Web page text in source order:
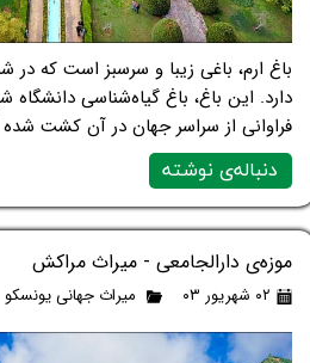
باغ ارم، باغی زیبا و سرسبز است که در
دارد. این باغ، باغ گیاه‌شناسی دانشگاه
فراوانی از سراسر جهان در آن کشت
دنباله‌ی نوشته
موزه‌ی دارالجامعی - میراث مراکش
۰۲ شهریور ۰۳ میراث جهانی یونسکو